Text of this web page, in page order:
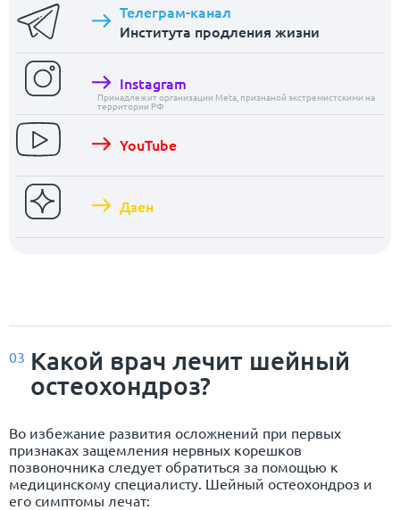
Телеграм-канал
Института продления жизни
Instagram
Принадлежит организации Meta, признаной экстремистскими на
территории РФ
YouTube
Дзен
03 Какой врач лечит шейный
остеохондроз?
Во избежание развития осложнений при первых
признаках защемления нервных корешков
позвоночника следует обратиться за помощью к
медицинскому специалисту. Шейный остеохондроз и
его симптомы лечат: